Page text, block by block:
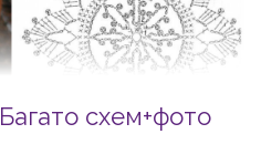
схем+фото